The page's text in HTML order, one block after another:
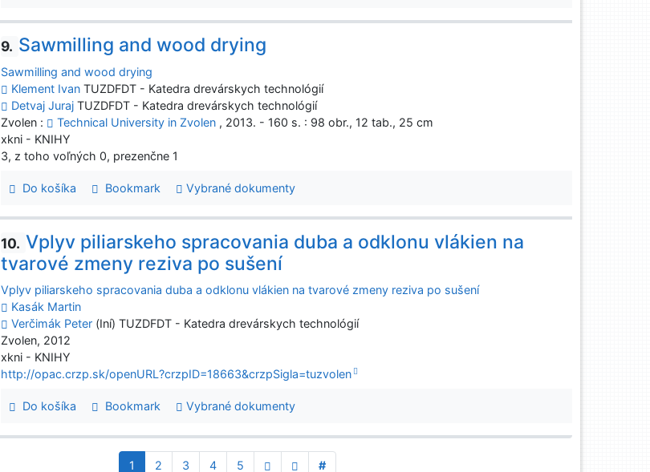
9. Sawmilling and wood drying
Sawmilling and wood drying
Klement Ivan TUZDFDT - Katedra drevárskych technológií
Detvaj Juraj TUZDFDT - Katedra drevárskych technológií
Zvolen :
Technical University in Zvolen , 2013. - 160 s. : 98 obr., 12 tab., 25 cm
xkni - KNIHY
3, z toho voľných 0, prezenčne 1
Do košíka Bookmark Vybrané dokumenty
10. Vplyv piliarskeho spracovania duba a odklonu vlákien na
tvarové zmeny reziva po sušení
Vplyv piliarskeho spracovania duba a odklonu vlákien na tvarové zmeny reziva po sušení
Kasák Martin
Verčimák Peter (Iní) TUZDFDT - Katedra drevárskych technológií
Zvolen, 2012
xkni - KNIHY
http://opac.crzp.sk/openURL?crzpID=18663&crzpSigla=tuzvolen
Do košíka Bookmark Vybrané dokumenty
1 2 3 4 5 #